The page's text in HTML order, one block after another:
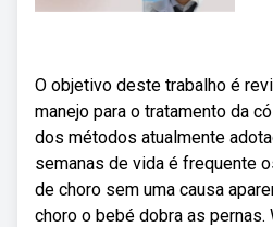
O objetivo deste trabalho é
manejo para o tratamento da
dos métodos atualmente
semanas de vida é frequente
de choro sem uma causa
choro o bebé dobra as pernas.